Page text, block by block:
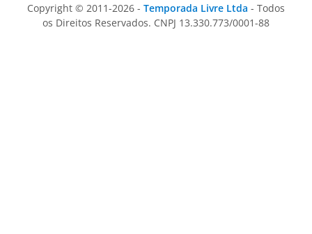
Copyright © 2011-2026 - Temporada Livre Ltda - Todos
os Direitos Reservados. CNPJ 13.330.773/0001-88